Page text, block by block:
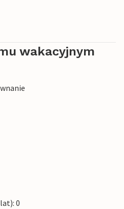
wakacyjnym
0